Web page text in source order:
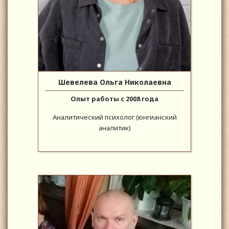
Шевелева Ольга Николаевна
Опыт работы с 2008 года
Аналитический психолог (юнгианский
аналитик)